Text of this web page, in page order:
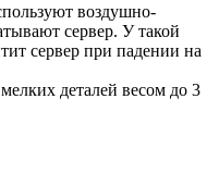
воздушно-
сервер. У такой
сервер при падении на
деталей весом до 3